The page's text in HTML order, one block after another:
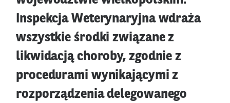
Inspekcja Weterynaryjna wdraża
wszystkie środki związane z
likwidacją choroby, zgodnie z
procedurami wynikającymi z
rozporządzenia delegowanego